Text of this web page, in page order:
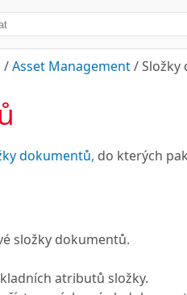
/Asset Management/Složky
dokumentů, do kterých
složky dokumentů.
atributů složky.